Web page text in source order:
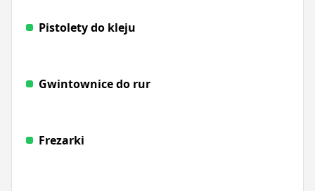
Pistolety do kleju
Gwintownice do rur
Frezarki